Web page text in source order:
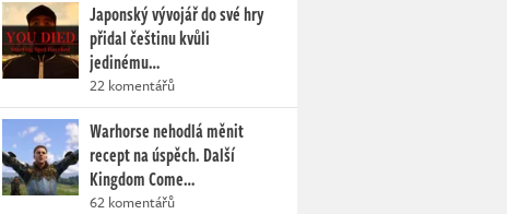
Japonský vývojář do své hry
přidal češtinu kvůli
jedinému…
22 komentářů
Warhorse nehodlá měnit
recept na úspěch. Další
Kingdom Come…
62 komentářů